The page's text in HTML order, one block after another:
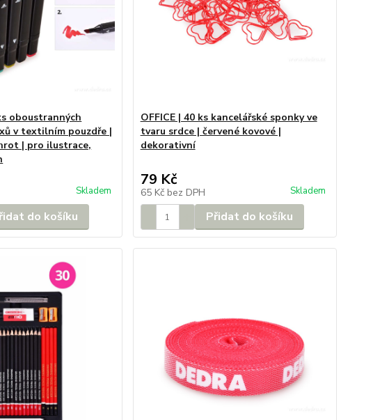
oboustranných
v textilním pouzdře |
| pro ilustrace,
Skladem
do košíku
OFFICE | 40 ks kancelářské sponky ve
tvaru srdce | červené kovové |
dekorativní
79 Kč
65 Kč bez DPH Skladem
Přidat do košíku